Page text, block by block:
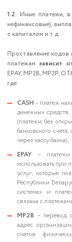
1.2. Иные платежи,
нефинансовые),
с капиталом и т.д.
Проставление кодов
платежамзависит
EPAY, MP2B, MP2P,
где:
CASH – платеж
денежных
(платежи без
банковского
через кассу банка);
EPAY – платежи
использовать при
услуг, которые
Республики
системах и
связана с
MP2B – перевод
адрес
счетов